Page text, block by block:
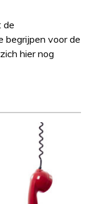
de
begrijpen voor de
hier nog